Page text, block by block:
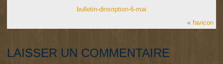
bulletin-dinsription-6-mai
« favicon
LAISSER UN COMMENTAIRE